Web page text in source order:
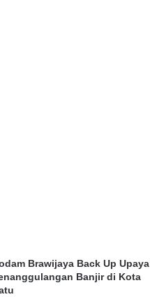
Brawijaya Back Up Upaya
Banjir di Kota